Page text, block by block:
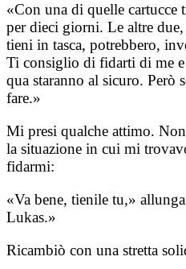
«Con una di quelle cartucce
per dieci giorni. Le altre due,
tieni in tasca, potrebbero,
Ti consiglio di fidarti di me e
qua staranno al sicuro. Però
fare.»
Mi presi qualche attimo.
la situazione in cui mi
fidarmi:
«Va bene, tienile tu,»
Lukas.»
Ricambiò con una stretta